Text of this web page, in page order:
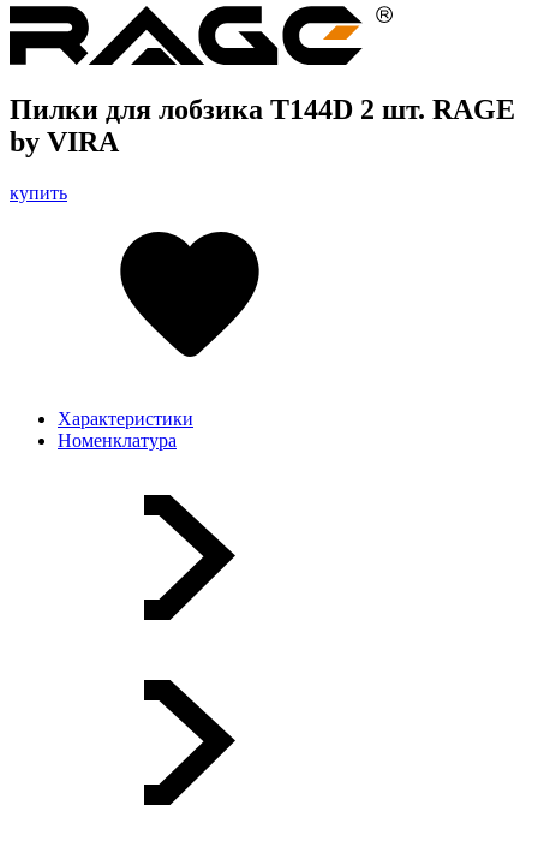
Пилки для лобзика T144D 2 шт. RAGE
by VIRA
купить
Характеристики
Номенклатура